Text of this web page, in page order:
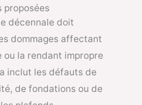
proposées
décennale doit
dommages affectant
ou la rendant impropre
inclut les défauts de
de fondations ou de